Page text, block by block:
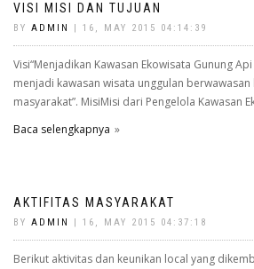
VISI MISI DAN TUJUAN
BY ADMIN | 16, MAY 2015 04:14:39
Visi“Menjadikan Kawasan Ekowisata Gunung
menjadi kawasan wisata unggulan
masyarakat”. MisiMisi dari Pengelola Kawasan
Baca selengkapnya
AKTIFITAS MASYARAKAT
BY ADMIN | 16, MAY 2015 04:37:18
Berikut aktivitas dan keunikan local yang